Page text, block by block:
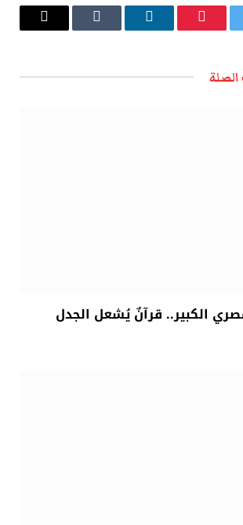
بينتيريستلينكدإن Tumblr
البريد
الكبير.. قرآنٌ يُشعل الجدل